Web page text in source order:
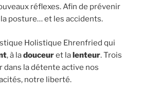
réflexes. Afin de prévenir
posture… et les accidents.
Holistique Ehrenfried qui
, à ladouceuret lalenteur. Trois
dans la détente active nos
notre liberté.